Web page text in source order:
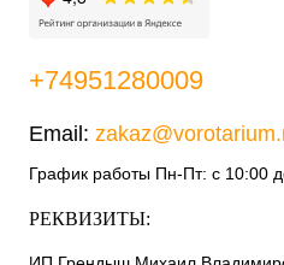
+74951280009
Email:
График работы Пн-Пт: с 10:00
РЕКВИЗИТЫ: